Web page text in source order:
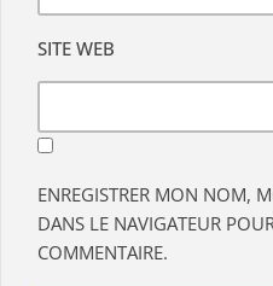
SITE WEB
ENREGISTRER MON NOM,
DANS LE NAVIGATEUR
COMMENTAIRE.